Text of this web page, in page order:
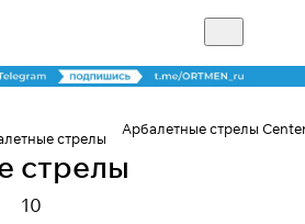
стрелы
Арбалетные стрелы
стрелы
10
банков